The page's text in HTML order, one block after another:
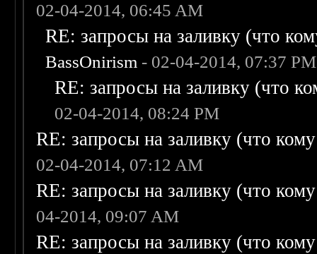
02-04-2014, 06:45 AM
RE: запросы на заливку (что
BassOnirism - 02-04-2014, 07:37 PM
RE: запросы на заливку (что
02-04-2014, 08:24 PM
RE: запросы на заливку (что
02-04-2014, 07:12 AM
RE: запросы на заливку (что
04-2014, 09:07 AM
RE: запросы на заливку (что